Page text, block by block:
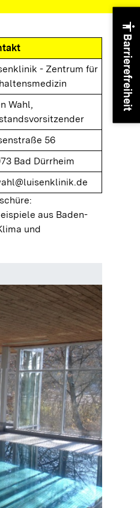
- Zentrum für
Wahl,
56
Bad Dürrheim
aus Baden-
und
accessibility
Barrierefreiheit